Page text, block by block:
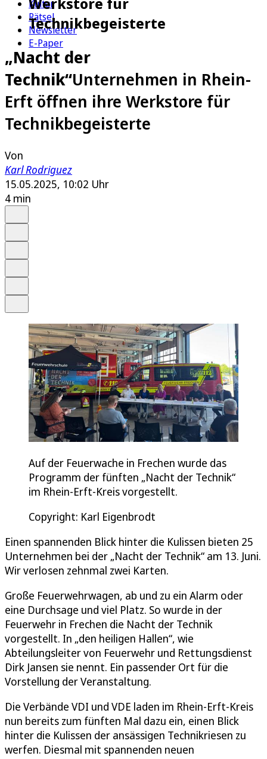
Kultur
Rätsel
Newsletter
E-Paper
Technikbegeisterte
„Nacht der
Technik“Unternehmen in Rhein-
Erft öffnen ihre Werkstore für
Technikbegeisterte
Von
Karl Rodriguez
15.05.2025, 10:02 Uhr
4 min
Auf der Feuerwache in Frechen wurde das
Programm der fünften „Nacht der Technik“
im Rhein-Erft-Kreis vorgestellt.
Copyright: Karl Eigenbrodt
Einen spannenden Blick hinter die Kulissen bieten 25
Unternehmen bei der „Nacht der Technik“ am 13. Juni.
Wir verlosen zehnmal zwei Karten.
Große Feuerwehrwagen, ab und zu ein Alarm oder
eine Durchsage und viel Platz. So wurde in der
Feuerwehr in Frechen die Nacht der Technik
vorgestellt. In „den heiligen Hallen“, wie
Abteilungsleiter von Feuerwehr und Rettungsdienst
Dirk Jansen sie nennt. Ein passender Ort für die
Vorstellung der Veranstaltung.
Die Verbände VDI und VDE laden im Rhein-Erft-Kreis
nun bereits zum fünften Mal dazu ein, einen Blick
hinter die Kulissen der ansässigen Technikriesen zu
werfen. Diesmal mit spannenden neuen